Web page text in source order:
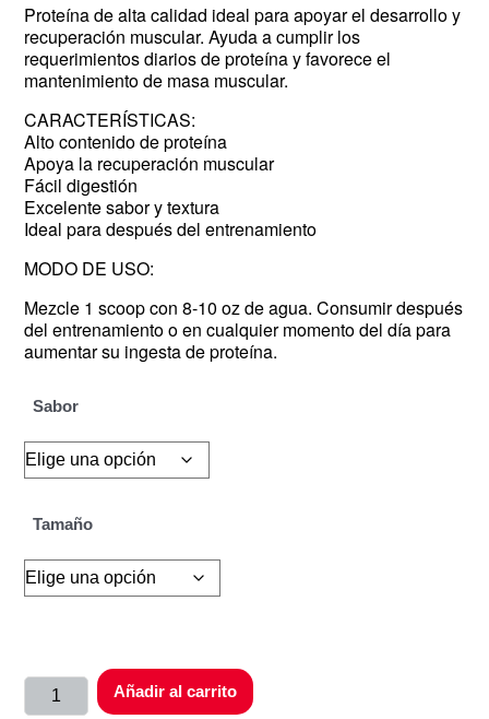
Proteína de alta calidad ideal para apoyar el desarrollo y
recuperación muscular. Ayuda a cumplir los
requerimientos diarios de proteína y favorece el
mantenimiento de masa muscular.
CARACTERÍSTICAS:
Alto contenido de proteína
Apoya la recuperación muscular
Fácil digestión
Excelente sabor y textura
Ideal para después del entrenamiento
MODO DE USO:
Mezcle 1 scoop con 8-10 oz de agua. Consumir después
del entrenamiento o en cualquier momento del día para
aumentar su ingesta de proteína.
Sabor
Tamaño
Añadir al carrito